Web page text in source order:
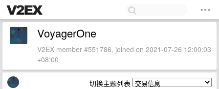
VoyagerOne
V2EX member #551786, joined on 2021-07-26 12:00:03
+08:00
切换主题列表